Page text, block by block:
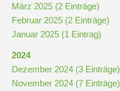
Kompetenzteam
Seiteneinsteiger
Methodentraining
März 2025 (2 Einträge)
Februar 2025 (2 Einträge)
Januar 2025 (1 Eintrag)
2024
Dezember 2024 (3 Einträge)
November 2024 (7 Einträge)